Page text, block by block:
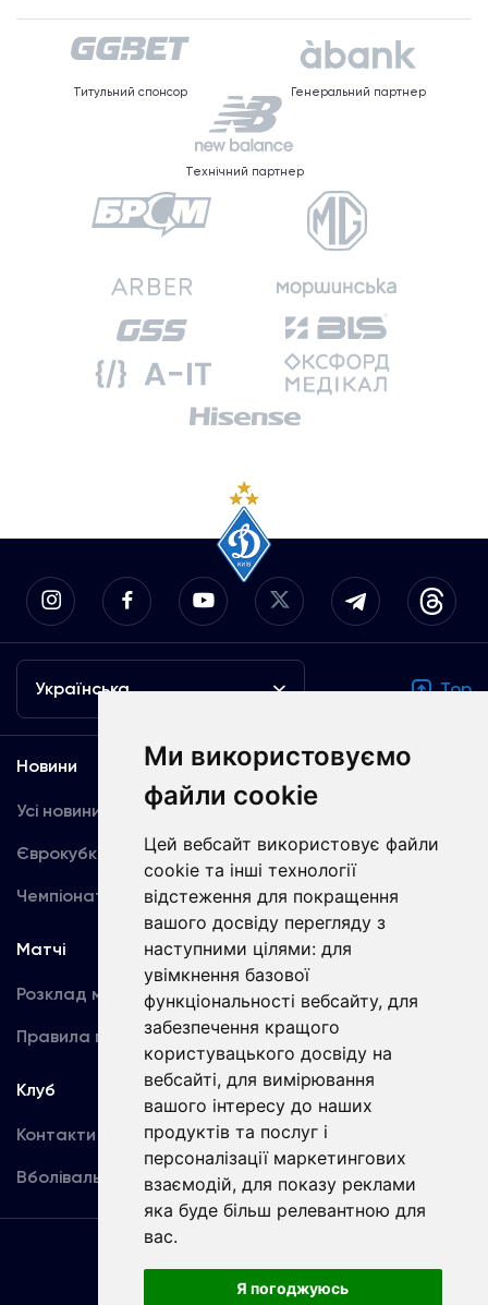
Ми використовуємо
файли cookie
Цей вебсайт використовує файли
cookie та інші технології
відстеження для покращення
вашого досвіду перегляду з
наступними цілями: для
увімкнення базової
функціональності вебсайту, для
забезпечення кращого
користувацького досвіду на
вебсайті, для вимірювання
вашого інтересу до наших
продуктів та послуг і
персоналізації маркетингових
взаємодій, для показу реклами
яка буде більш релевантною для
вас.
Я погоджуюсь
Титульний спонсор Генеральний партнер
Технічний партнер
Українська Top
Новини
Усі новини
Єврокубки
Чемпіонат України
Медіа
Динамо TV
Фотогалерея
Акредитація
Матчі
Розклад матчів
Правила поведінки
Команда
Перша команда
U19
Клуб
Контакти
Вболівальникам
Угода
користувача